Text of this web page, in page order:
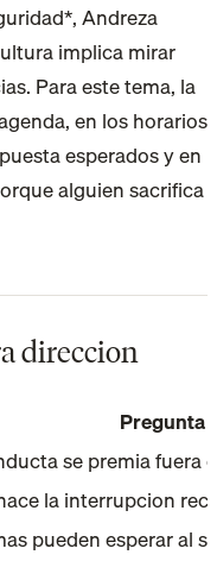
Andreza
implica mirar
Para este tema, la
en los horarios
esperados y en
alguien sacrifica
direccion
Pregunta
se premia fuera
la interrupcion
pueden esperar al